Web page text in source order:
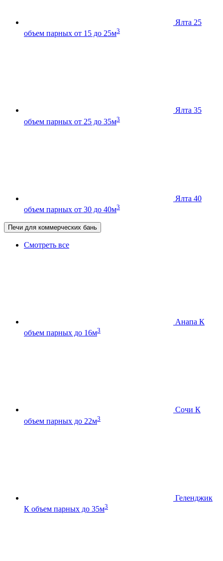
Ялта 25
объем парных от 15 до 25м3
Ялта 35
объем парных от 25 до 35м3
Ялта 40
объем парных от 30 до 40м3
Печи для коммерческих бань
Смотреть все
Анапа К
объем парных до 16м3
Сочи К
объем парных до 22м3
Геленджик
К объем парных до 35м3